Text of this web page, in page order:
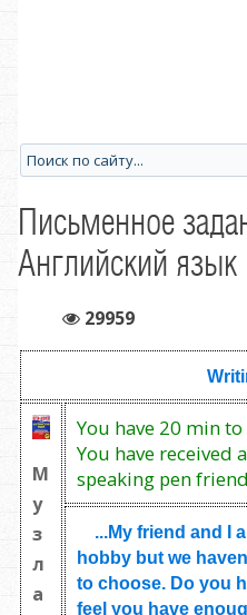
Письменное
Английский язык
29959
М
у
з
л
а
You have 20 min
You have received
speaking pen
...My friend and I
hobby but we
to choose. Do you
feel you have